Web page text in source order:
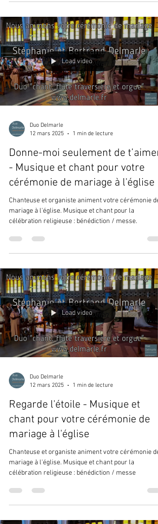
Load video
Duo Delmarle
12 mars 2025
1 min de lecture
Donne-moi seulement de t’aimer
- Musique et chant pour votre
cérémonie de mariage à l'église
Chanteuse et organiste animent votre cérémonie de
mariage à l'église. Musique et chant pour la
célébration religieuse : bénédiction / messe.
Load video
Duo Delmarle
12 mars 2025
1 min de lecture
Regarde l'étoile - Musique et
chant pour votre cérémonie de
mariage à l'église
Chanteuse et organiste animent votre cérémonie de
mariage à l'église. Musique et chant pour la
célébration religieuse : bénédiction / messe